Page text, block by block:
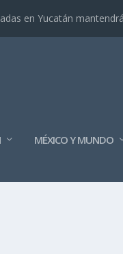
en Yucatán
MÉXICO Y MUNDO